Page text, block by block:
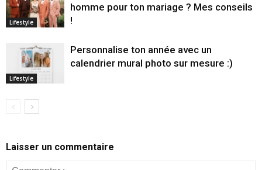
Lifestyle
homme pour ton mariage ? Mes conseils
!
Lifestyle
Personnalise ton année avec un
calendrier mural photo sur mesure :)
Laisser un commentaire